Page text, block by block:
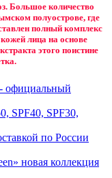
Большое количество
полуострове, где
полный комплекс
лица на основе
этого поистине
официальный
SPF40, SPF30,
по России
новая коллекция